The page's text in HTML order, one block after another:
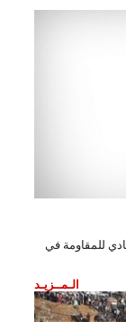
للمقاومة في
الـمــزيـد